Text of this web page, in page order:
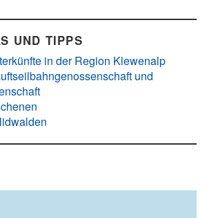
UND TIPPS
in der Region Klewenalp
und